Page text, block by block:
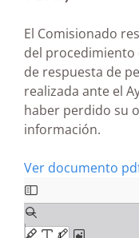
El Comisionado
del procedimiento
de respuesta de
realizada ante el
haber perdido su
información.
Ver documento